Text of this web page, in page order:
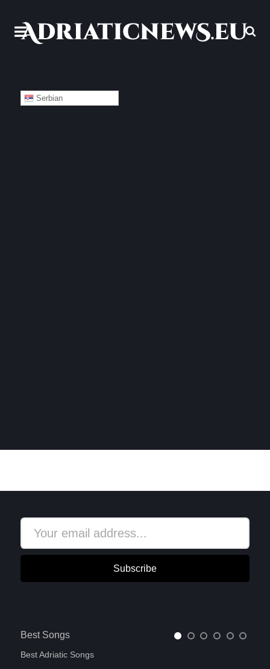
Serbian
Subscribe
Best Songs
Best Adriatic Songs